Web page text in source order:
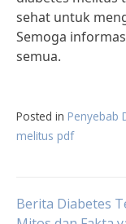
sehat untuk
Semoga
semua.
Posted in Penyebab
melitus pdf
Post
Berita Diabetes